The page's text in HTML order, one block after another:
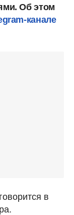
Об этом
канале
в